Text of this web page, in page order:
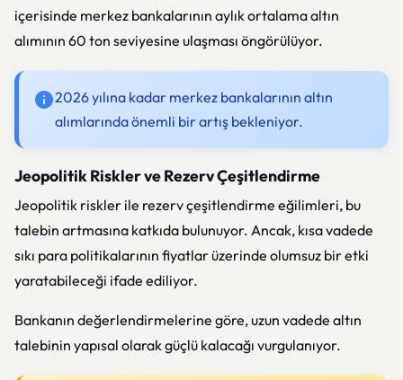
içerisinde merkez bankalarının aylık ortalama altın
alımının 60 ton seviyesine ulaşması öngörülüyor.
2026 yılına kadar merkez bankalarının altın
alımlarında önemli bir artış bekleniyor.
Jeopolitik Riskler ve Rezerv Çeşitlendirme
Jeopolitik riskler ile rezerv çeşitlendirme eğilimleri, bu
talebin artmasına katkıda bulunuyor. Ancak, kısa vadede
sıkı para politikalarının fiyatlar üzerinde olumsuz bir etki
yaratabileceği ifade ediliyor.
Bankanın değerlendirmelerine göre, uzun vadede altın
talebinin yapısal olarak güçlü kalacağı vurgulanıyor.